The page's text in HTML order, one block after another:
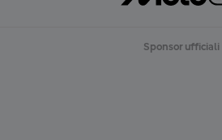
Sponsor ufficiali